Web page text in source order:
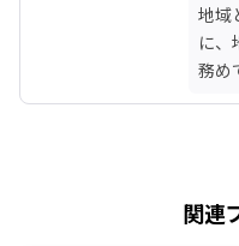
地域
に、
務め
関連